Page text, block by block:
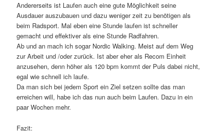
Andererseits ist Laufen auch eine gute Möglichkeit seine
Ausdauer auszubauen und dazu weniger zeit zu benötigen als
beim Radsport. Mal eben eine Stunde laufen ist schneller
gemacht und effektiver als eine Stunde Radfahren.
Ab und an mach ich sogar Nordic Walking. Meist auf dem Weg
zur Arbeit und /oder zurück. Ist aber eher als Recom Einheit
anzusehen, denn höher als 120 bpm kommt der Puls dabei nicht,
egal wie schnell ich laufe.
Da man sich bei jedem Sport ein Ziel setzen sollte das man
erreichen will, habe ich das nun auch beim Laufen. Dazu in ein
paar Wochen mehr.
Fazit: